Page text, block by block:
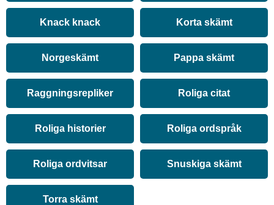
Knack knack Korta skämt
Norgeskämt Pappa skämt
Raggningsrepliker Roliga citat
Roliga historier Roliga ordspråk
Roliga ordvitsar Snuskiga skämt
Torra skämt